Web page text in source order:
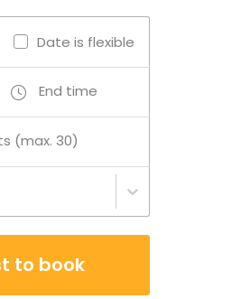
Date is flexible
End time
(max. 30)
to book